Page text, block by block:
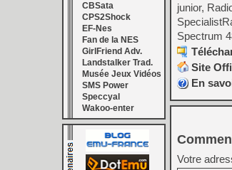
CBSata
CPS2Shock
EF-Nes
Fan de la NES
GirlFriend Adv.
Landstalker Trad.
Musée Jeux Vidéos
SMS Power
Speccyal
Wakoo-enter
junior,
Spectrum
Site
En
Votre